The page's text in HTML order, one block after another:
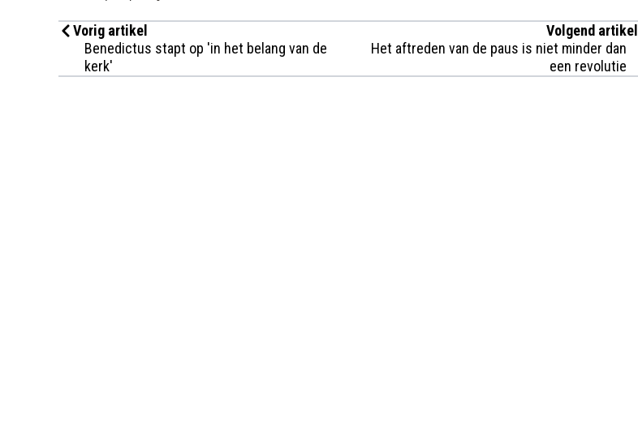
Vorig artikel
Benedictus stapt op 'in het belang van de
kerk'
Volgend artikel
Het aftreden van de paus is niet minder dan
een revolutie